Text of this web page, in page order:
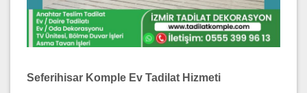
Seferihisar Komple Ev Tadilat Hizmeti